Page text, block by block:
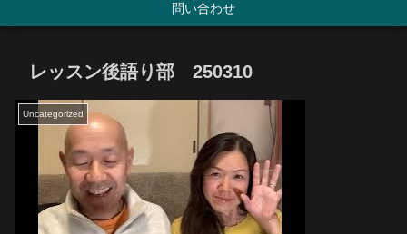
問い合わせ
レッスン後語り部 250310
Uncategorized